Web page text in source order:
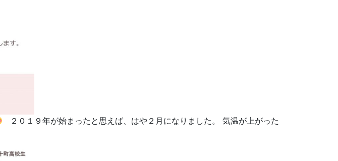
２０１９年が始まったと思えば、はや２月になりました。 気温が上がった